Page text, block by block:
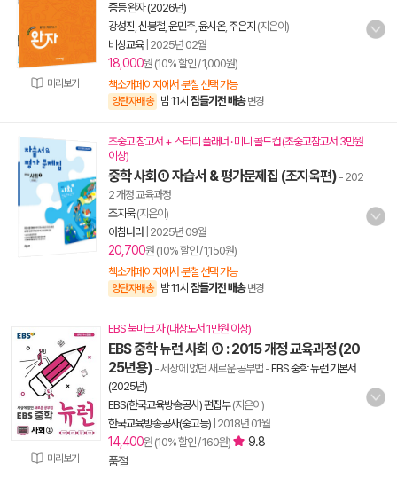
미리보기
중등 완자 (2026년)
강성진 신봉철 윤민주, 윤시온, 주은지 (지은이)
비상교육| 2025년 02월
18,000원 (10% 할인 / 1,000원)
책소개페이지에서 분철 선택 가능
양탄자배송 밤 11시 잠들기전 배송 변경
초중고 참고서 + 스터디 플래너 · 미니 콜드컵 (초중고참고서 3만원
이상)
중학 사회① 자습서 & 평가문제집 (조지욱편) - 202
2 개정 교육과정
조지욱(지은이)
아침나라| 2025년 09월
20,700원 (10% 할인 / 1,150원)
책소개페이지에서 분철 선택 가능
양탄자배송 밤 11시 잠들기전 배송 변경
미리보기
EBS 북마크 자 (대상도서 1만원 이상)
EBS 중학 뉴런 사회 ① : 2015 개정 교육과정 (20
25년용) - 세상에 없던 새로운 공부법 -EBS 중학 뉴런 기본서
(2025년)
EBS(한국교육방송공사) 편집부(지은이)
한국교육방송공사(중고등) 2018년 01월
14,400원 (10% 할인 / 160원)
9.8
품절